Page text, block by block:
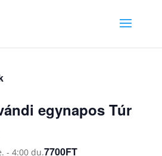
egynapos Túr
- 4:00 du.7700FT